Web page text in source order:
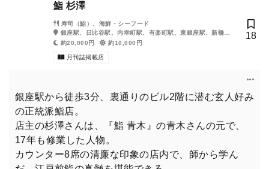
通常版の購入はこちら
鮨 杉澤
寿司（鮨）、海鮮・シーフード
銀座駅、日比谷駅、内幸町駅、有楽町駅、東銀座駅、新橋
駅、銀座一丁目駅
約20,000円 約10,000円
月刊誌掲載店
18
銀座駅から徒歩3分、裏通りのビル2階に潜む玄人好み
の正統派鮨店。
店主の杉澤さんは、『鮨 青木』の青木さんの元で、
17年も修業した人物。
カウンター8席の清廉な印象の店内で、師から学ん